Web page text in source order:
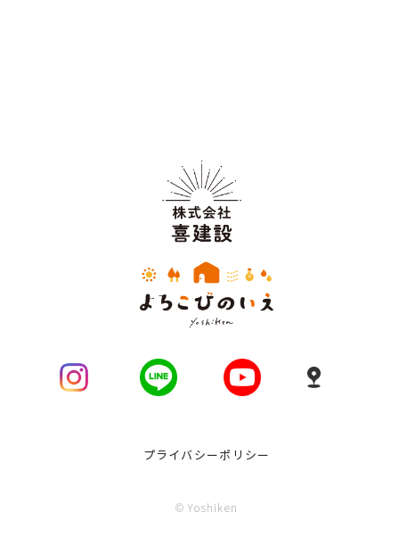
プライバシーポリシー
© Yoshiken